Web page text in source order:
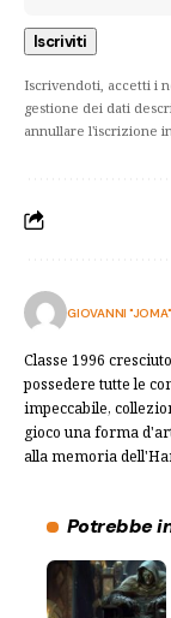
Iscrivendoti, accetti i
gestione dei dati
annullare l'iscrizione
GIOVANNI
Classe 1996
possedere tutte le
impeccabile,
gioco una forma
alla memoria
Potrebbe